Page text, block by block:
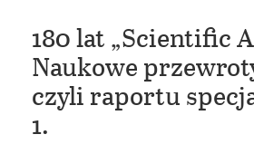
180 lat „Scientific
Naukowe
czyli raportu
1.